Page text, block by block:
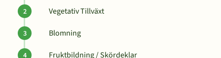
Vegetativ Tillväxt
Blomning
Fruktbildning / Skördeklar